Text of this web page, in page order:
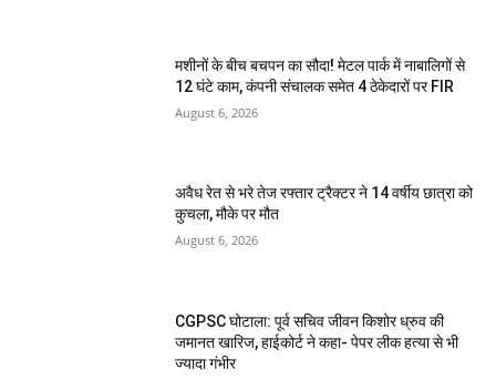
मशीनों के बीच बचपन का सौदा! मेटल पार्क में नाबालिगों से
12 घंटे काम, कंपनी संचालक समेत 4 ठेकेदारों पर FIR
August 6, 2026
अवैध रेत से भरे तेज रफ्तार ट्रैक्टर ने 14 वर्षीय छात्रा को
कुचला, मौके पर मौत
August 6, 2026
CGPSC घोटाला: पूर्व सचिव जीवन किशोर ध्रुव की
जमानत खारिज, हाईकोर्ट ने कहा- पेपर लीक हत्या से भी
ज्यादा गंभीर